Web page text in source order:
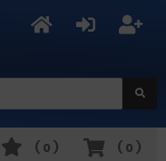
( 0 )
( 0 )